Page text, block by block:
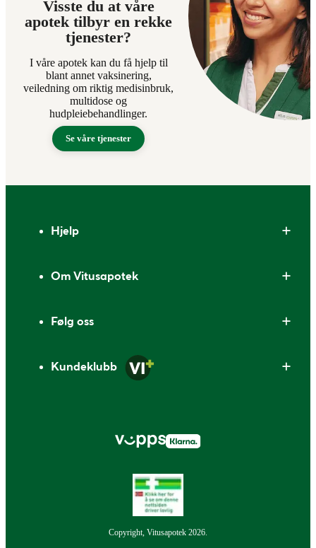
Visste du at våre
apotek tilbyr en rekke
tjenester?
I våre apotek kan du få hjelp til
blant annet vaksinering,
veiledning om riktig medisinbruk,
multidose og
hudpleiebehandlinger.
Se våre tjenester
Hjelp
Om Vitusapotek
Følg oss
Kundeklubb
Copyright, Vitusapotek 2026.